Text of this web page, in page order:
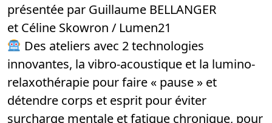
présentée par Guillaume BELLANGER
et Céline Skowron / Lumen21
Des ateliers avec 2 technologies
innovantes, la vibro-acoustique et la lumino-
relaxothérapie pour faire « pause » et
détendre corps et esprit pour éviter
surcharge mentale et fatigue chronique, pour